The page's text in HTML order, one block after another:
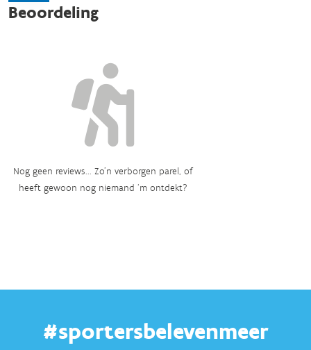
Beoordeling
Nog geen reviews... Zo’n verborgen parel, of
heeft gewoon nog niemand ‘m ontdekt?
#sportersbelevenmeer